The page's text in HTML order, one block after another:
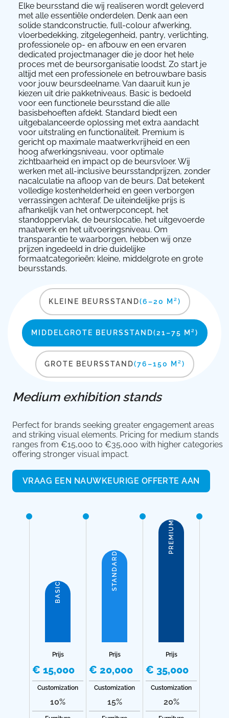
Elke beursstand die wij realiseren wordt geleverd
met alle essentiële onderdelen. Denk aan een
solide standconstructie, full-colour afwerking,
vloerbedekking, zitgelegenheid, pantry, verlichting,
professionele op- en afbouw en een ervaren
dedicated projectmanager die je door het hele
proces met de beursorganisatie loodst. Zo start je
altijd met een professionele en betrouwbare basis
voor jouw beursdeelname. Van daaruit kun je
kiezen uit drie pakketniveaus. Basic is bedoeld
voor een functionele beursstand die alle
basisbehoeften afdekt. Standard biedt een
uitgebalanceerde oplossing met extra aandacht
voor uitstraling en functionaliteit. Premium is
gericht op maximale maatwerkvrijheid en een
hoog afwerkingsniveau, voor optimale
zichtbaarheid en impact op de beursvloer. Wij
werken met all-inclusive beursstandprijzen, zonder
nacalculatie na afloop van de beurs. Dat betekent
volledige kostenhelderheid en geen verborgen
verrassingen achteraf. De uiteindelijke prijs is
afhankelijk van het ontwerpconcept, het
standoppervlak, de beurslocatie, het uitgevoerde
maatwerk en het uitvoeringsniveau. Om
transparantie te waarborgen, hebben wij onze
prijzen ingedeeld in drie duidelijke
formaatcategorieën: kleine, middelgrote en grote
beursstands.
KLEINE BEURSSTAND(6–20 M²)
MIDDELGROTE BEURSSTAND(21–75 M²)
GROTE BEURSSTAND(76–150 M²)
Medium exhibition stands
Perfect for brands seeking greater engagement areas
and striking visual elements. Pricing for medium stands
ranges from €15,000 to €35,000 with higher categories
offering stronger visual impact.
VRAAG EEN NAUWKEURIGE OFFERTE AAN
BASIC
Prijs
€ 15,000
Customization
10%
STANDARD
Prijs
€ 20,000
Customization
15%
PREMIUM
Prijs
€ 35,000
Customization
20%